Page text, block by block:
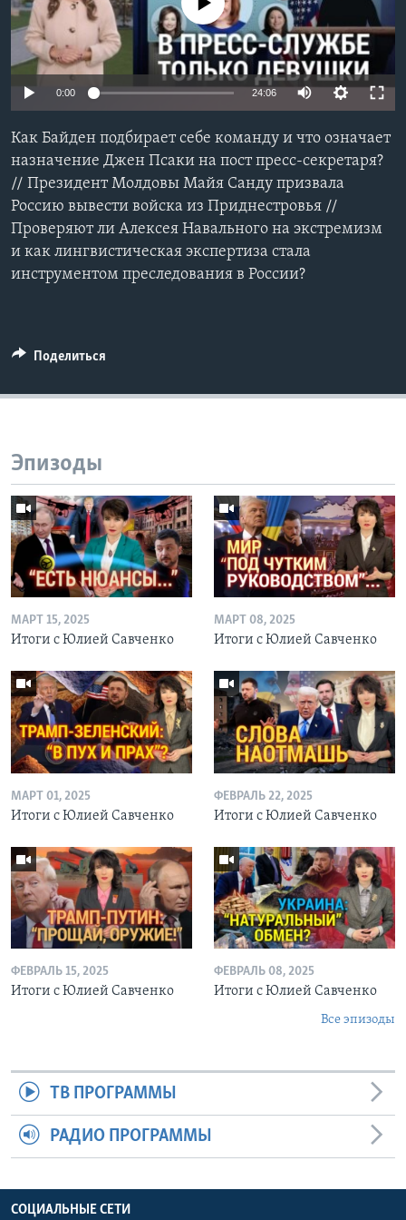
Learning English
Языки
No media source currently available
0:00 24:06
Как Байден подбирает себе команду и что означает
назначение Джен Псаки на пост пресс-секретаря?
// Президент Молдовы Майя Санду призвала
Россию вывести войска из Приднестровья //
Проверяют ли Алексея Навального на экстремизм
и как лингвистическая экспертиза стала
инструментом преследования в России?
Поделиться
Эпизоды
МАРТ 15, 2025
Итоги с Юлией Савченко
МАРТ 08, 2025
Итоги с Юлией Савченко
МАРТ 01, 2025
Итоги с Юлией Савченко
ФЕВРАЛЬ 22, 2025
Итоги с Юлией Савченко
ФЕВРАЛЬ 15, 2025
Итоги с Юлией Савченко
ФЕВРАЛЬ 08, 2025
Итоги с Юлией Савченко
Все эпизоды
ТВ ПРОГРАММЫ
РАДИО ПРОГРАММЫ
СОЦИАЛЬНЫЕ СЕТИ